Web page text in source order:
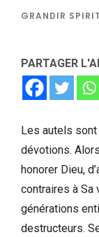
GRANDIR
PARTAGER
Les autels
dévotions.
honorer Dieu,
contraires à Sa
générations
destructeurs.